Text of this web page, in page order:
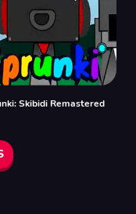
Skibidi Remastered